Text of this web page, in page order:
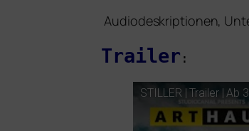
Audiodeskriptionen,
Trailer :
STILLER | Trailer | Ab